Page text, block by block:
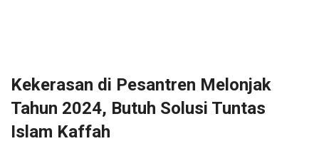
Kekerasan di Pesantren Melonjak
Tahun 2024, Butuh Solusi Tuntas
Islam Kaffah